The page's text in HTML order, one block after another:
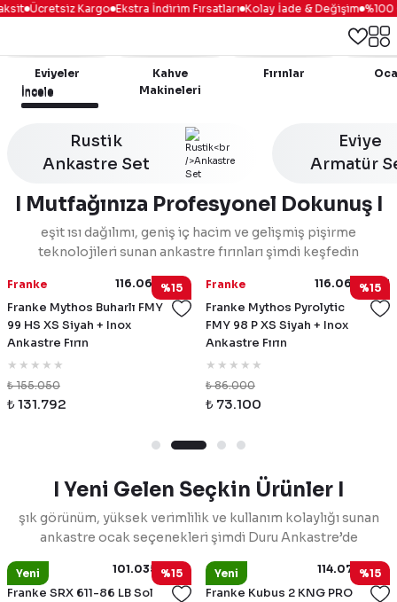
Ücretsiz Kargo Ekstra İndirim Fırsatları Kolay İade & Değişim %100
Eviyeler
Kahve
Makineleri
Fırınlar
İncele
İncele
İncele
İncele
Rustik
Ankastre Set
Eviye
Armatür
I Mutfağınıza Profesyonel Dokunuş I
eşit ısı dağılımı, geniş iç hacim ve gelişmiş pişirme
teknolojileri sunan ankastre fırınları şimdi keşfedin
%15
Franke 116.0613.706
Franke Mythos Buharlı FMY
99 HS XS Siyah + Inox
Ankastre Fırın
₺ 155.050
₺ 131.792
%15
Franke 116.0606.101
Franke Mythos Pyrolytic
FMY 98 P XS Siyah + Inox
Ankastre Fırın
₺ 86.000
₺ 73.100
I Yeni Gelen Seçkin Ürünler I
şık görünüm, yüksek verimlilik ve kullanım kolaylığı sunan
ankastre ocak seçenekleri şimdi Duru Ankastre’de
Yeni %15
Franke 101.0356.882
Franke SRX 611-86 LB Sol
Yeni %15
Franke 114.0751.844
Franke Kubus 2 KNG PRO